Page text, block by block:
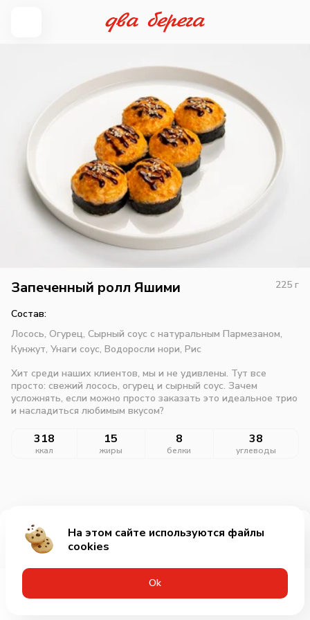
Запеченный ролл Яшими 225 г
Состав:
Лосось, Огурец, Сырный соус с натуральным Пармезаном,
Кунжут, Унаги соус, Водоросли нори, Рис
Хит среди наших клиентов, мы и не удивлены. Тут все
просто: свежий лосось, огурец и сырный соус. Зачем
усложнять, если можно просто заказать это идеальное трио
и насладиться любимым вкусом?
318
ккал
15
жиры
8
белки
38
углеводы
Добавить за 499₽
На этом сайте используются файлы
cookies
Оk